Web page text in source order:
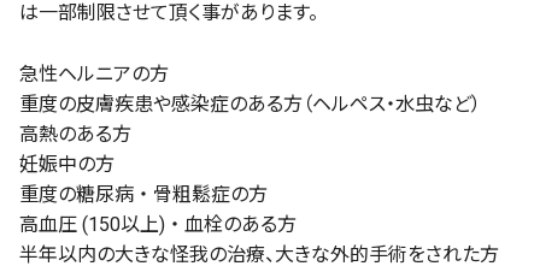
は一部制限させて頂く事があります。
急性ヘルニアの方
重度の皮膚疾患や感染症のある方（ヘルペス・水虫など）
高熱のある方
妊娠中の方
重度の糖尿病 ・ 骨粗鬆症の方
高血圧 (150以上) ・ 血栓のある方
半年以内の大きな怪我の治療、大きな外的手術をされた方